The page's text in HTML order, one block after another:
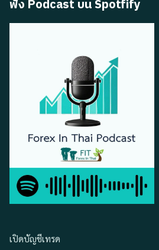
ฟัง Podcast บน Spotfify
เปิดบัญชีเทรด